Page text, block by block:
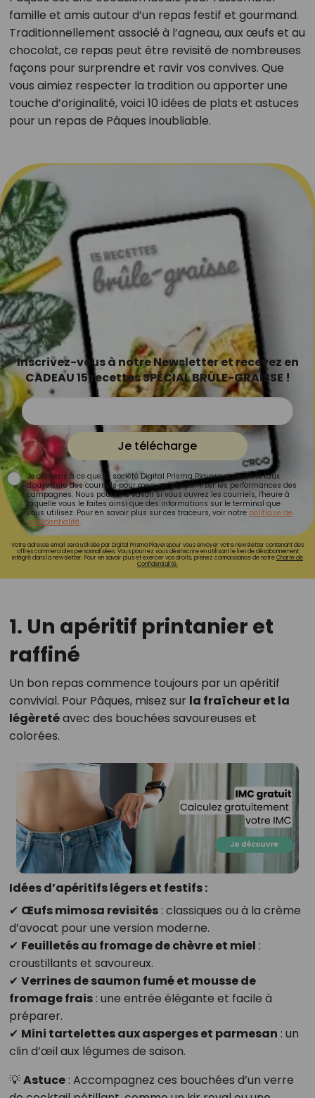
famille et amis autour d’un repas festif et gourmand.
Traditionnellement associé à l’agneau, aux œufs et au
chocolat, ce repas peut être revisité de nombreuses
façons pour surprendre et ravir vos convives. Que
vous aimiez respecter la tradition ou apporter une
touche d’originalité, voici 10 idées de plats et astuces
pour un repas de Pâques inoubliable.
Inscrivez-vous à notre Newsletter et recevez en
CADEAU 15 recettes SPÉCIAL BRÛLE-GRAISSE !
Je télécharge
Je consens à ce que la société Digital Prisma Players analyse le taux
d'ouverture des courriels pour mesurer et optimiser les performances des
campagnes. Nous pourrons savoir si vous ouvrez les courriels, l'heure à
laquelle vous le faites ainsi que des informations sur le terminal que
vous utilisez. Pour en savoir plus sur ces traceurs, voir notre politique de
confidentialité.
Votre adresse email sera utilisée par Digital Prisma Playerspour vous envoyer votre newsletter contenant des
offres commerciales personnalisées. Vous pourrez vous désinscrire en utilisant le lien de désabonnement
intégré dans la newsletter. Pour en savoir plus et exercer vos droits, prenez connaissance de notreCharte de
Confidentialité.
1. Un apéritif printanier et
raffiné
Un bon repas commence toujours par un apéritif
convivial. Pour Pâques, misez sur la fraîcheur et la
légèretéavec des bouchées savoureuses et
colorées.
Idées d’apéritifs légers et festifs :
✔ Œufs mimosa revisités: classiques ou à la crème
d’avocat pour une version moderne.
✔ Feuilletés au fromage de chèvre et miel :
croustillants et savoureux.
✔ Verrines de saumon fumé et mousse de
fromage frais: une entrée élégante et facile à
préparer.
✔ Mini tartelettes aux asperges et parmesan : un
clin d’œil aux légumes de saison.
💡Astuce: Accompagnez ces bouchées d’un verre